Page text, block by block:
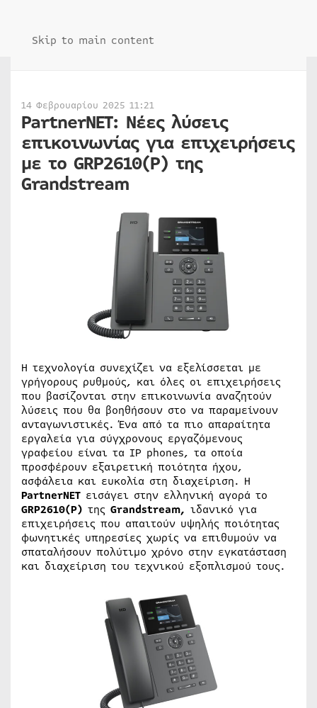
Skip to main content
14 Φεβρουαρίου 2025 11:21
PartnerNET: Νέες λύσεις
επικοινωνίας για επιχειρήσεις
με το GRP2610(P) της
Grandstream
Η τεχνολογία συνεχίζει να εξελίσσεται με
γρήγορους ρυθμούς, και όλες οι επιχειρήσεις
που βασίζονται στην επικοινωνία αναζητούν
λύσεις που θα βοηθήσουν στο να παραμείνουν
ανταγωνιστικές. Ένα από τα πιο απαραίτητα
εργαλεία για σύγχρονους εργαζόμενους
γραφείου είναι τα IP phones, τα οποία
προσφέρουν εξαιρετική ποιότητα ήχου,
ασφάλεια και ευκολία στη διαχείριση. Η
PartnerNET εισάγει στην ελληνική αγορά το
GRP2610(P) της Grandstream, ιδανικό για
επιχειρήσεις που απαιτούν υψηλής ποιότητας
φωνητικές υπηρεσίες χωρίς να επιθυμούν να
σπαταλήσουν πολύτιμο χρόνο στην εγκατάσταση
και διαχείριση του τεχνικού εξοπλισμού τους.